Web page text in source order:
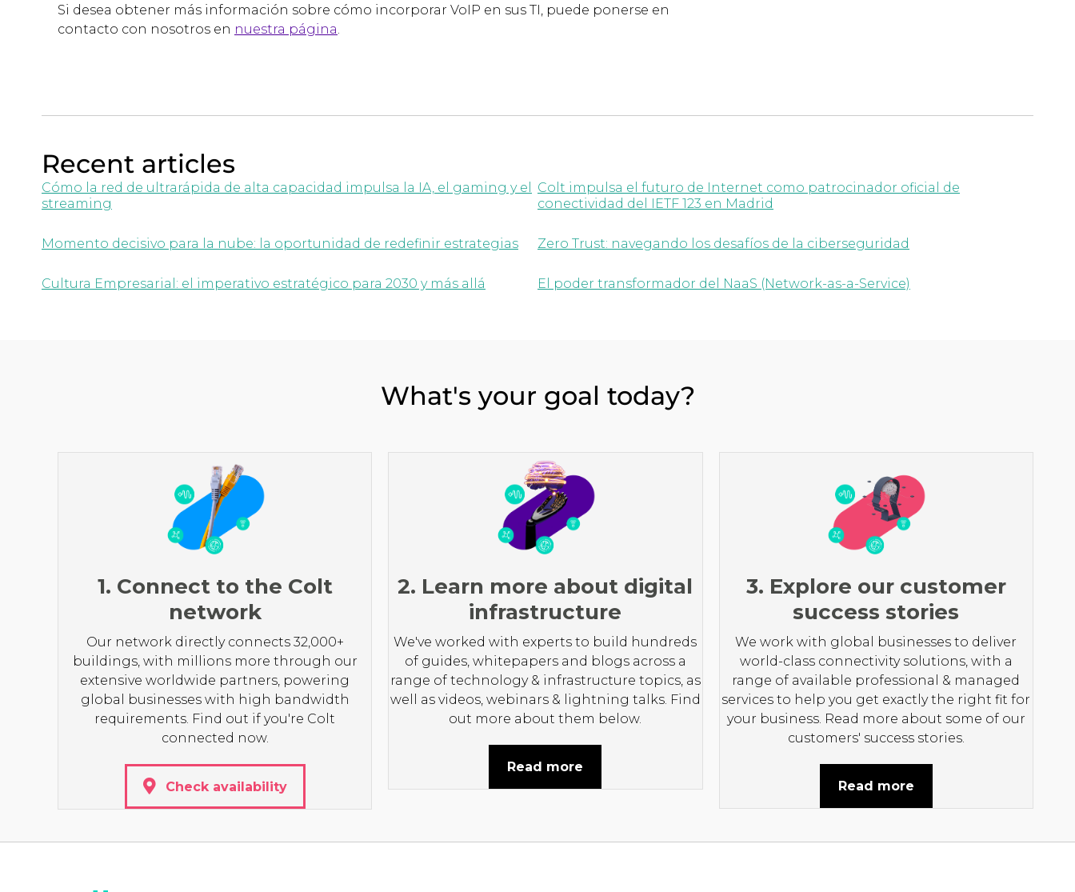
Si desea obtener más información sobre cómo incorporar VoIP en sus TI, puede ponerse en
contacto con nosotros en nuestra página.
Recent articles
Cómo la red de ultrarápida de alta capacidad impulsa la IA, el gaming y el
streaming
Momento decisivo para la nube: la oportunidad de redefinir estrategias
Cultura Empresarial: el imperativo estratégico para 2030 y más allá
Colt impulsa el futuro de Internet como patrocinador oficial de
conectividad del IETF 123 en Madrid
Zero Trust: navegando los desafíos de la ciberseguridad
El poder transformador del NaaS (Network-as-a-Service)
What's your goal today?
1. Connect to the Colt
network
Our network directly connects 32,000+
buildings, with millions more through our
extensive worldwide partners, powering
global businesses with high bandwidth
requirements. Find out if you're Colt
connected now.
Check availability
2. Learn more about digital
infrastructure
We've worked with experts to build hundreds
of guides, whitepapers and blogs across a
range of technology & infrastructure topics, as
well as videos, webinars & lightning talks. Find
out more about them below.
Read more
3. Explore our customer
success stories
We work with global businesses to deliver
world-class connectivity solutions, with a
range of available professional & managed
services to help you get exactly the right fit for
your business. Read more about some of our
customers' success stories.
Read more